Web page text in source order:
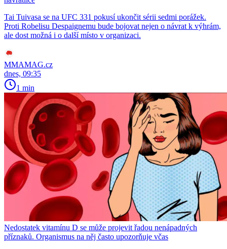
Tai Tuivasa se na UFC 331 pokusí ukončit sérii sedmi porážek.
Proti Robelisu Despaignemu bude bojovat nejen o návrat k výhrám,
ale dost možná i o další místo v organizaci.
MMAMAG.cz
dnes, 09:35
1 min
Nedostatek vitamínu D se může projevit řadou nenápadných
příznaků. Organismus na něj často upozorňuje včas